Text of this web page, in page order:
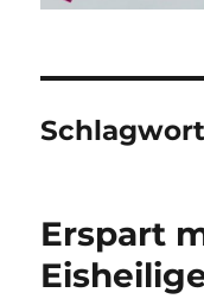
Erspart